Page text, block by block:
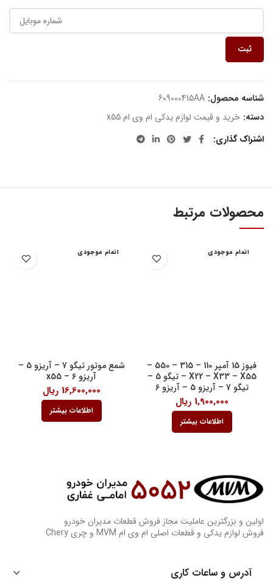
ثبت
شناسه محصول: 609000415AA
دسته: خرید و قیمت لوازم یدکی ام وی ام x55
اشتراک گذاری
محصولات مرتبط
اتمام موجودی
فیوز 15 آمپر 110 – 315 – 550 –
X22 – X33 – X55 – تیگو 5 –
تیگو 7 – آریزو 5 – آریزو 6
1,900,000 ریال
اطلاعات بیشتر
اتمام موجودی
شمع موتور تیگو 7 – آریزو 5 –
آریزو 6 – x55
16,600,000 ریال
اطلاعات بیشتر
اولین و بزرگترین عاملیت مجاز فروش قطعات مدیران خودرو
فروش لوازم یدکی و قطعات اصلی ام وی ام MVM و چری Chery
آدرس و ساعات کاری